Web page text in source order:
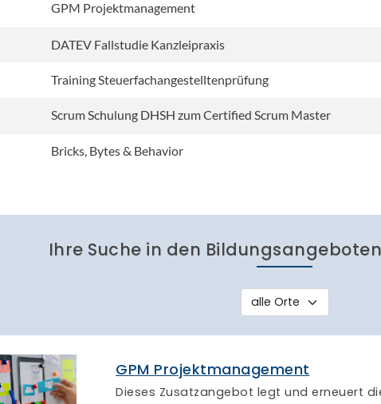
GPM Projektmanagement
DATEV Fallstudie Kanzleipraxis
Training Steuerfachangestelltenprüfung
Scrum Schulung DHSH zum Certified Scrum Master
Bricks, Bytes & Behavior